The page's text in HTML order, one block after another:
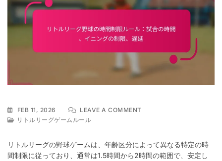
FEB 11, 2026 LEAVE A COMMENTON
リ
ー
リトルリーグゲームルール
リトルリーグの野球ゲームは、年齢区分によって異なる特定の時
間制限に従っており、通常は1.5時間から2時間の範囲で、安定し